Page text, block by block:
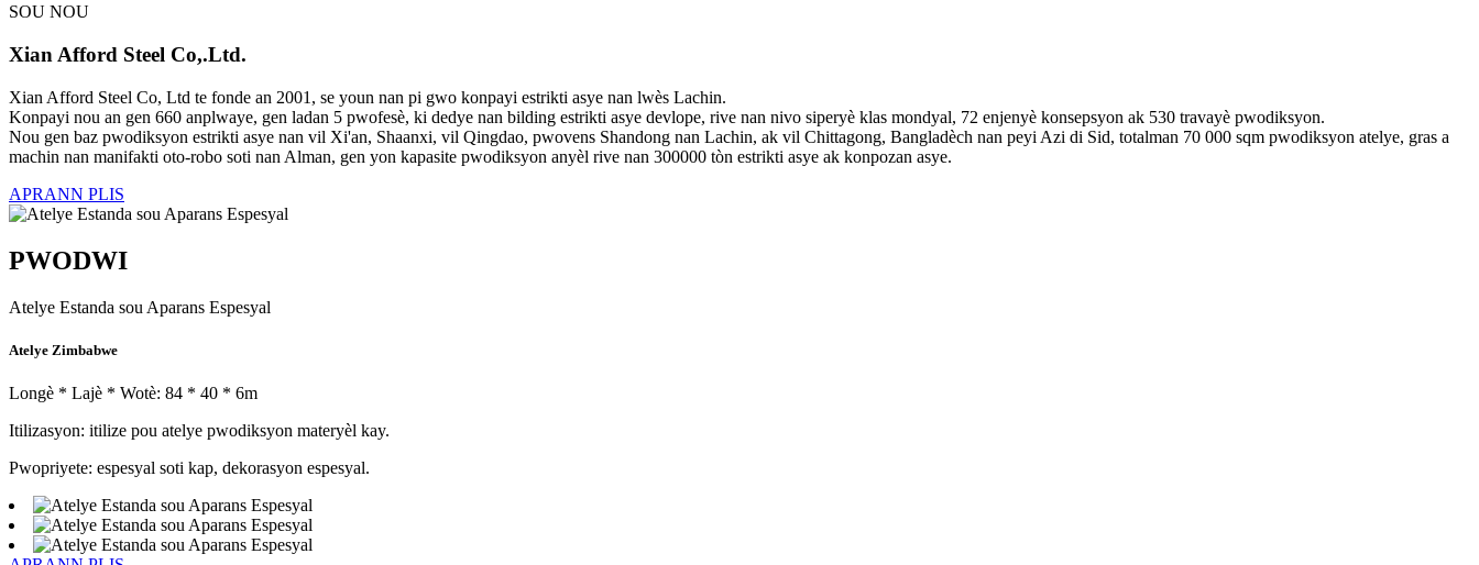
SOU NOU
Xian Afford Steel Co,.Ltd.
Xian Afford Steel Co, Ltd te fonde an 2001, se youn nan pi gwo konpayi estrikti asye nan lwès Lachin.
Konpayi nou an gen 660 anplwaye, gen ladan 5 pwofesè, ki dedye nan bilding estrikti asye devlope, rive nan nivo siperyè klas mondyal, 72 enjenyè konsepsyon ak 530 travayè pwodiksyon.
Nou gen baz pwodiksyon estrikti asye nan vil Xi'an, Shaanxi, vil Qingdao, pwovens Shandong nan Lachin, ak vil Chittagong, Bangladèch nan peyi Azi di Sid, totalman 70 000 sqm pwodiksyon atelye, gras a
machin nan manifakti oto-robo soti nan Alman, gen yon kapasite pwodiksyon anyèl rive nan 300000 tòn estrikti asye ak konpozan asye.
APRANN PLIS
PWODWI
Atelye Estanda sou Aparans Espesyal
Atelye Zimbabwe
Longè * Lajè * Wotè: 84 * 40 * 6m
Itilizasyon: itilize pou atelye pwodiksyon materyèl kay.
Pwopriyete: espesyal soti kap, dekorasyon espesyal.